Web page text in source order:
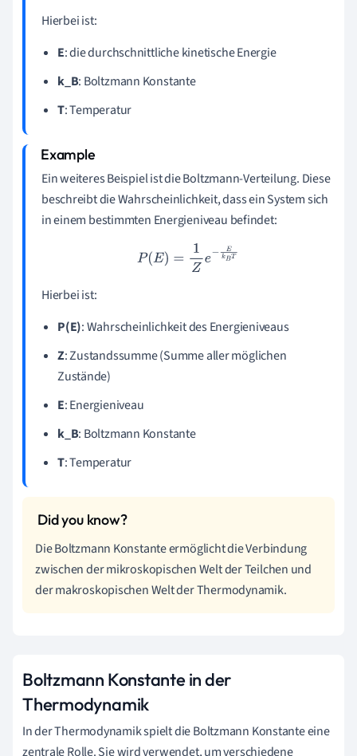
Hierbei ist:
E: die durchschnittliche kinetische Energie
k_B: Boltzmann Konstante
T: Temperatur
Ein weiteres Beispiel ist die Boltzmann-Verteilung. Diese
beschreibt die Wahrscheinlichkeit, dass ein System sich
in einem bestimmten Energieniveau befindet:
P(E) =1Z e−EkBT
Hierbei ist:
P(E): Wahrscheinlichkeit des Energieniveaus
Z: Zustandssumme (Summe aller möglichen
Zustände)
E: Energieniveau
k_B: Boltzmann Konstante
T: Temperatur
Die Boltzmann Konstante ermöglicht die Verbindung
zwischen der mikroskopischen Welt der Teilchen und
der makroskopischen Welt der Thermodynamik.
Boltzmann Konstante in der
Thermodynamik
In der Thermodynamik spielt die Boltzmann Konstante eine
zentrale Rolle. Sie wird verwendet, um verschiedene